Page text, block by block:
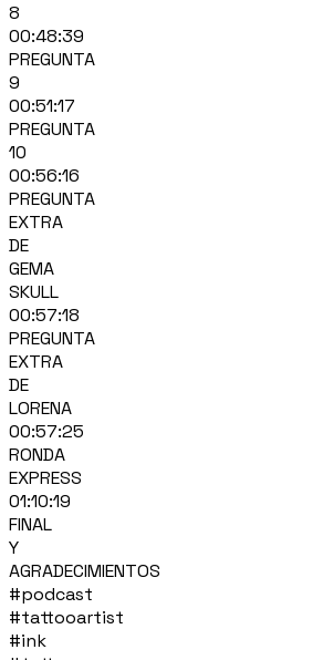
8
00:48:39
PREGUNTA
9
00:51:17
PREGUNTA
10
00:56:16
PREGUNTA
EXTRA
DE
GEMA
SKULL
00:57:18
PREGUNTA
EXTRA
DE
LORENA
00:57:25
RONDA
EXPRESS
01:10:19
FINAL
Y
AGRADECIMIENTOS
#podcast
#tattooartist
#ink